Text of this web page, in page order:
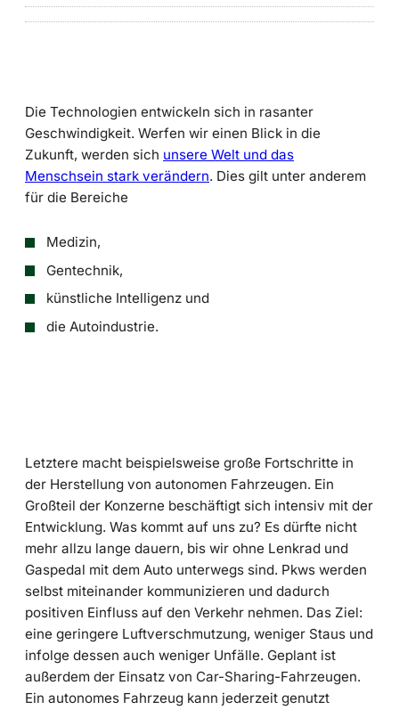
Die Technologien entwickeln sich in rasanter
Geschwindigkeit. Werfen wir einen Blick in die
Zukunft, werden sich unsere Welt und das
Menschsein stark verändern. Dies gilt unter anderem
für die Bereiche
Medizin,
Gentechnik,
künstliche Intelligenz und
die Autoindustrie.
Letztere macht beispielsweise große Fortschritte in
der Herstellung von autonomen Fahrzeugen. Ein
Großteil der Konzerne beschäftigt sich intensiv mit der
Entwicklung. Was kommt auf uns zu? Es dürfte nicht
mehr allzu lange dauern, bis wir ohne Lenkrad und
Gaspedal mit dem Auto unterwegs sind. Pkws werden
selbst miteinander kommunizieren und dadurch
positiven Einfluss auf den Verkehr nehmen. Das Ziel:
eine geringere Luftverschmutzung, weniger Staus und
infolge dessen auch weniger Unfälle. Geplant ist
außerdem der Einsatz von Car-Sharing-Fahrzeugen.
Ein autonomes Fahrzeug kann jederzeit genutzt